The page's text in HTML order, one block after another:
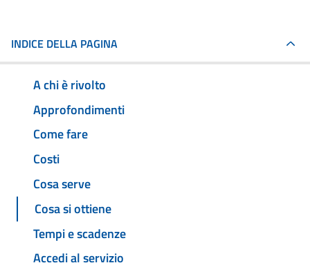
INDICE DELLA PAGINA
A chi è rivolto
Approfondimenti
Come fare
Costi
Cosa serve
Cosa si ottiene
Tempi e scadenze
Accedi al servizio